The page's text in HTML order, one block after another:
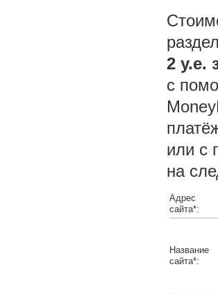
2 у.е.
с
или с
на
Адрес
сайта*:
Название
сайта*: